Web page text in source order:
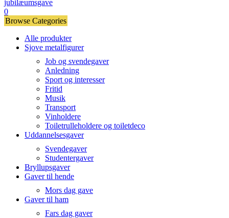
0
Browse Categories
Alle produkter
Sjove metalfigurer
Job og svendegaver
Anledning
Sport og interesser
Fritid
Musik
Transport
Vinholdere
Toiletrulleholdere og toiletdeco
Uddannelsesgaver
Svendegaver
Studentergaver
Bryllupsgaver
Gaver til hende
Mors dag gave
Gaver til ham
Fars dag gaver